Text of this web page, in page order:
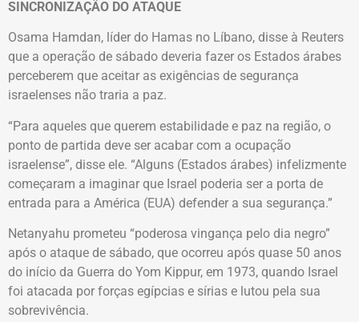
SINCRONIZAÇÃO DO ATAQUE
Osama Hamdan, líder do Hamas no Líbano, disse à Reuters
que a operação de sábado deveria fazer os Estados árabes
perceberem que aceitar as exigências de segurança
israelenses não traria a paz.
“Para aqueles que querem estabilidade e paz na região, o
ponto de partida deve ser acabar com a ocupação
israelense”, disse ele. “Alguns (Estados árabes) infelizmente
começaram a imaginar que Israel poderia ser a porta de
entrada para a América (EUA) defender a sua segurança.”
Netanyahu prometeu “poderosa vingança pelo dia negro”
após o ataque de sábado, que ocorreu após quase 50 anos
do início da Guerra do Yom Kippur, em 1973, quando Israel
foi atacada por forças egípcias e sírias e lutou pela sua
sobrevivência.